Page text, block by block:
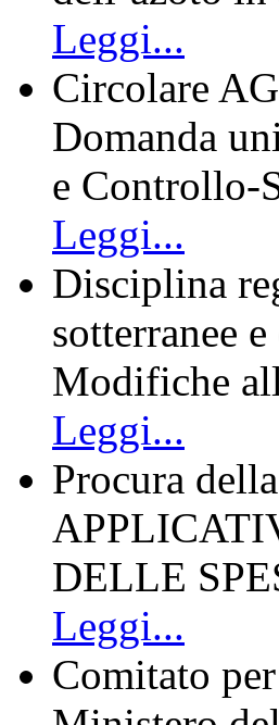
Leggi...
Circolare
Domanda
e Controllo-
Leggi...
Disciplina
sotterranee
Modifiche
Leggi...
Procura
DELLE
Leggi...
Comitato